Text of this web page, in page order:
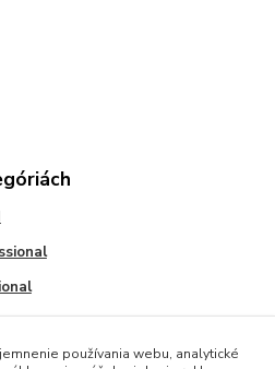
používania webu, analytické